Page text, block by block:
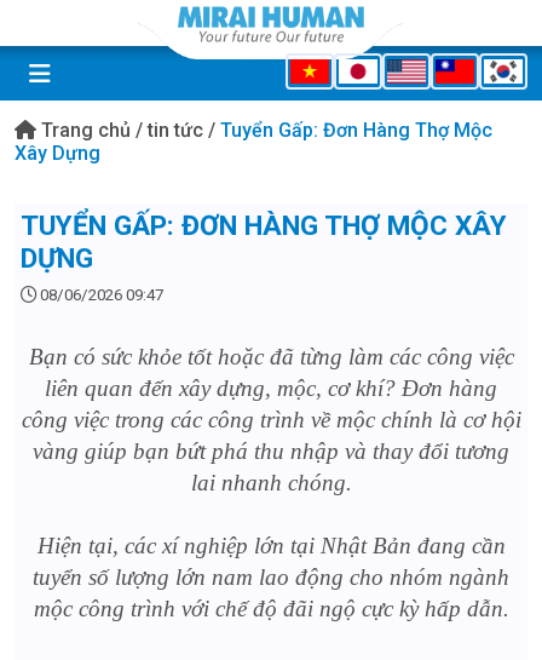
Trang chủ / tin tức / Tuyển Gấp: Đơn Hàng Thợ Mộc
Xây Dựng
TUYỂN GẤP: ĐƠN HÀNG THỢ MỘC XÂY
DỰNG
08/06/2026 09:47
Bạn có sức khỏe tốt hoặc đã từng làm các công việc
liên quan đến xây dựng, mộc, cơ khí? Đơn hàng
công việc trong các công trình về mộc chính là cơ hội
vàng giúp bạn bứt phá thu nhập và thay đổi tương
lai nhanh chóng.
Hiện tại, các xí nghiệp lớn tại Nhật Bản đang cần
tuyển số lượng lớn nam lao động cho nhóm ngành
mộc công trình với chế độ đãi ngộ cực kỳ hấp dẫn.